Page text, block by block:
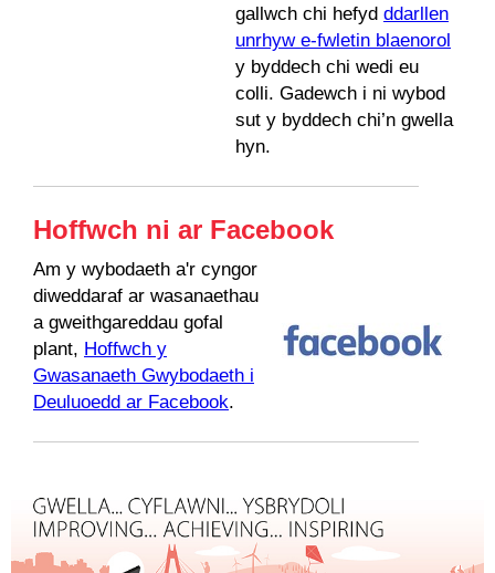
gallwch chi hefyd ddarllen
unrhyw e-fwletin blaenorol
y byddech chi wedi eu
colli. Gadewch i ni wybod
sut y byddech chi’n gwella
hyn.
Hoffwch ni ar Facebook
Am y wybodaeth a'r cyngor
diweddaraf ar wasanaethau
a gweithgareddau gofal
plant, Hoffwch y
Gwasanaeth Gwybodaeth i
Deuluoedd ar Facebook.